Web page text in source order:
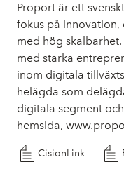
Proport är ett
fokus på
med hög
med starka
inom digitala
helägda som
digitala segment
hemsida,
CisionLink